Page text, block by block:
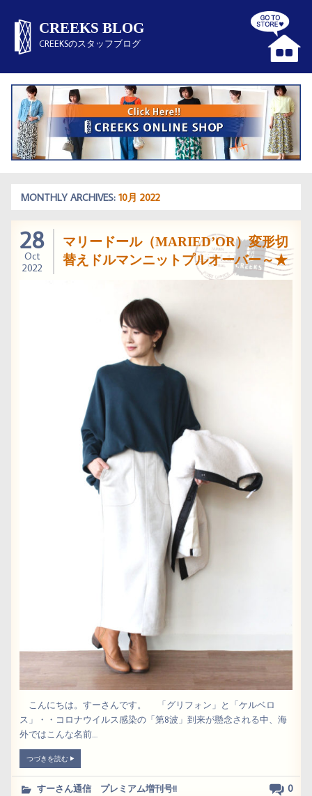
CREEKS BLOG
CREEKSのスタッフブログ
MONTHLY ARCHIVES:10月 2022
28
Oct
2022
マリードール（MARIED’OR）変形切
替えドルマンニットプルオーバー～★
こんにちは。すーさんです。 「グリフォン」と「ケルベロ
ス」・・コロナウイルス感染の「第8波」到来が懸念される中、海
外ではこんな名前....
つづきを読む
0
すーさん通信 プレミアム増刊号!!